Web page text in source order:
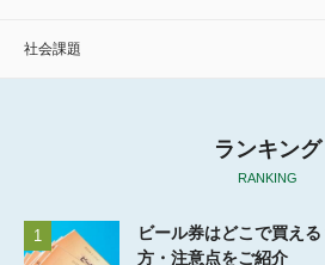
社会課題
ランキング
RANKING
1
ビール券はどこで買え
方・注意点をご紹介